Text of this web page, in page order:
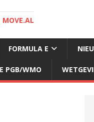
MOVE.AL
FORMULA E
PGB/WMO